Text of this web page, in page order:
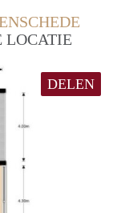
LOCATIE
DELEN